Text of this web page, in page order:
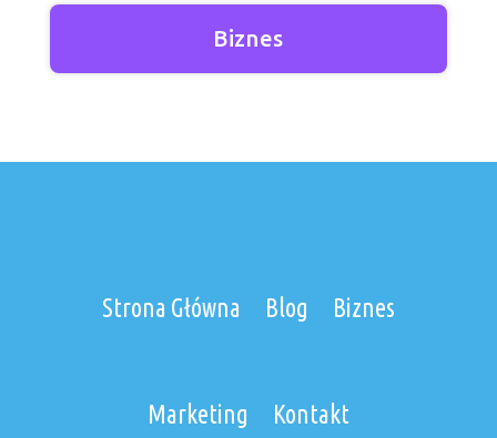
Biznes
Strona Główna Blog Biznes
Marketing Kontakt